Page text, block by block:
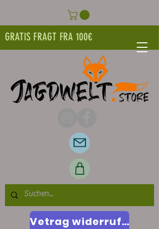
GRATIS FRAGT FRA 100€
Vetrag widerrufen